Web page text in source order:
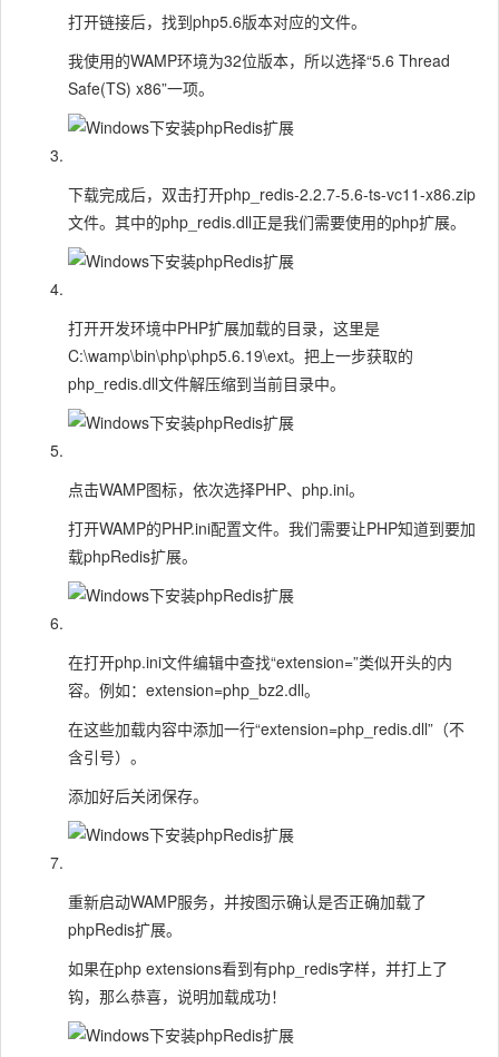
打开链接后，找到php5.6版本对应的文件。
我使用的WAMP环境为32位版本，所以选择“5.6 Thread
Safe(TS) x86”一项。
下载完成后，双击打开php_redis-2.2.7-5.6-ts-vc11-x86.zip
文件。其中的php_redis.dll正是我们需要使用的php扩展。
打开开发环境中PHP扩展加载的目录，这里是
C:\wamp\bin\php\php5.6.19\ext。把上一步获取的
php_redis.dll文件解压缩到当前目录中。
点击WAMP图标，依次选择PHP、php.ini。
打开WAMP的PHP.ini配置文件。我们需要让PHP知道到要加
载phpRedis扩展。
在打开php.ini文件编辑中查找“extension=”类似开头的内
容。例如：extension=php_bz2.dll。
在这些加载内容中添加一行“extension=php_redis.dll”（不
含引号）。
添加好后关闭保存。
重新启动WAMP服务，并按图示确认是否正确加载了
phpRedis扩展。
如果在php extensions看到有php_redis字样，并打上了
钩，那么恭喜，说明加载成功！